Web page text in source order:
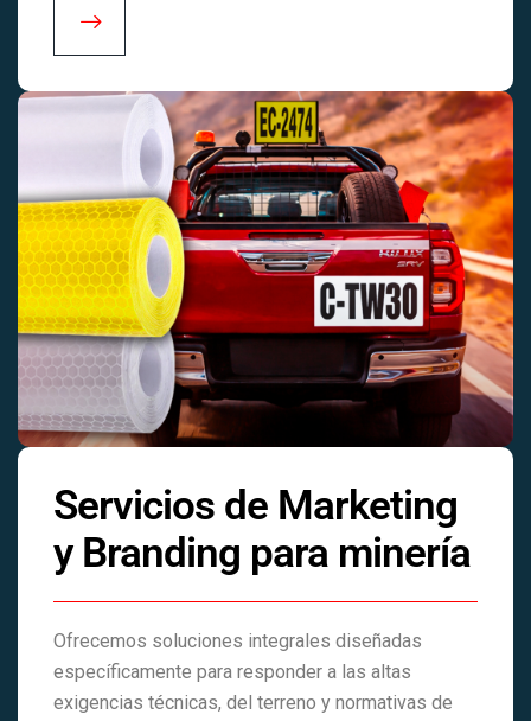
Servicios de Marketing
y Branding para minería
Ofrecemos soluciones integrales diseñadas
específicamente para responder a las altas
exigencias técnicas, del terreno y normativas de